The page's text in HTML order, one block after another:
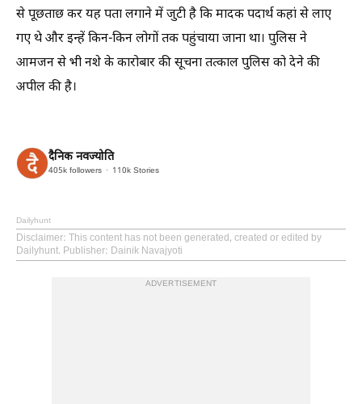
से पूछताछ कर यह पता लगाने में जुटी है कि मादक पदार्थ कहां से लाए
गए थे और इन्हें किन-किन लोगों तक पहुंचाया जाना था। पुलिस ने
आमजन से भी नशे के कारोबार की सूचना तत्काल पुलिस को देने की
अपील की है।
दैनिक नवज्योति
405k followers 110k Stories
Dailyhunt
Disclaimer: This content has not been generated, created or edited by
Dailyhunt. Publisher: Dainik Navajyoti
ADVERTISEMENT